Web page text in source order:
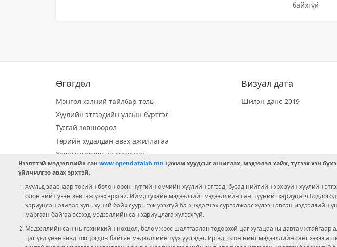
байхгүй
Өгөгдөл
Монгол хэлний тайлбар толь
Хуулийн этгээдийн улсын бүртгэл
Тусгай зөвшөөрөл
Төрийн худалдан авах ажиллагаа
Хөрөнгө орлогын мэдүүлэг
Орон нутгийн хөгжлийн сан
Ээлжит сонгууль
Ашигт малтмал тусгай зөвшөөрөл
Визуал дата
Шилэн данс 2019
© 2026 OPENDATA
Нээлттэй мэдээллийн сан www.opendatalab.mn цахим хуудсыг ашиглах, мэдээлэл хайх, түгээх хэн
үйлчилгээ авах эрхтэй.
Хуульд зааснаар төрийн болон орон нутгийн өмчийн хуулийн этгээд, бусад нийтийн эрх зүйн хуулийн
олон нийт үнэн зөв гэж үзэх эрхтэй. Иймд тухайн мэдээллийг мэдээллийн сан, түүнийг хариуцагч
хариуцсан аливаа хувь хүний байр суурь гэж үзэхгүй ба анхдагч эх сурвалжаас хүлээн авсан мэдээллийн
маргаан байгаа эсэхэд мэдээллийн сан хариуцлага хүлээхгүй.
Мэдээллийн сан нь техникийн нөхцөл, боломжоос шалтгаалан тодорхой цаг хугацааны давтамжтайгаар
цаг үед үнэн зөвд тооцогдож байсан мэдээллийн түүх үүсгэдэг. Иргэд, олон нийт мэдээллийн санг хэзээ